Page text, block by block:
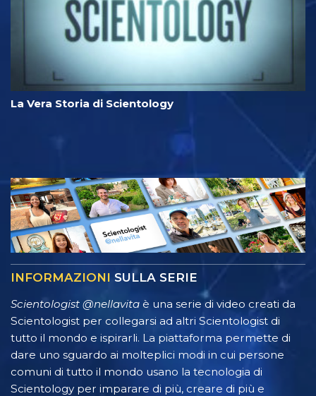
La Vera Storia di Scientology
INFORMAZIONI SULLA SERIE
Scientologist @nellavita è una serie di video creati da
Scientologist per collegarsi ad altri Scientologist di
tutto il mondo e ispirarli. La piattaforma permette di
dare uno sguardo ai molteplici modi in cui persone
comuni di tutto il mondo usano la tecnologia di
Scientology per imparare di più, creare di più e